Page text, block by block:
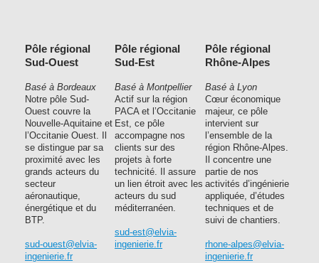
Pôle régional
Sud-Ouest
Basé à Bordeaux
Notre pôle Sud-
Ouest couvre la
Nouvelle-Aquitaine et
l’Occitanie Ouest. Il
se distingue par sa
proximité avec les
grands acteurs du
secteur
aéronautique,
énergétique et du
BTP.
sud-ouest@elvia-
ingenierie.fr
Pôle régional
Sud-Est
Basé à Montpellier
Actif sur la région
PACA et l’Occitanie
Est, ce pôle
accompagne nos
clients sur des
projets à forte
technicité. Il assure
un lien étroit avec les
acteurs du sud
méditerranéen.
sud-est@elvia-
ingenierie.fr
Pôle régional
Rhône-Alpes
Basé à Lyon
Cœur économique
majeur, ce pôle
intervient sur
l’ensemble de la
région Rhône-Alpes.
Il concentre une
partie de nos
activités d’ingénierie
appliquée, d’études
techniques et de
suivi de chantiers.
rhone-alpes@elvia-
ingenierie.fr